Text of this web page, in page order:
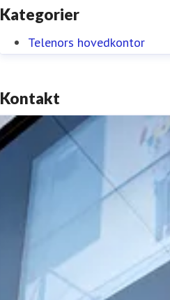
Kategorier
Telenors hovedkontor
Kontakt